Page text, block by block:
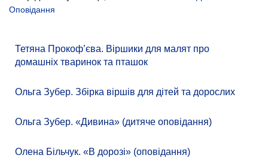
Оповідання
Тетяна Прокоф’єва. Віршики для малят про
домашніх тваринок та пташок
Ольга Зубер. Збірка віршів для дітей та дорослих
Ольга Зубер. «Дивина» (дитяче оповідання)
Олена Більчук. «В дорозі» (оповідання)